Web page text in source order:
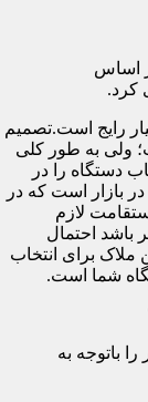
اساس
کرد.
و 3 میلی متر بسیار رایج است.تصمیم
ولی به طور کلی
دستگاه را در
بازار است که در
لازم
احتمال
برای انتخاب
شما است.
باتوجه به